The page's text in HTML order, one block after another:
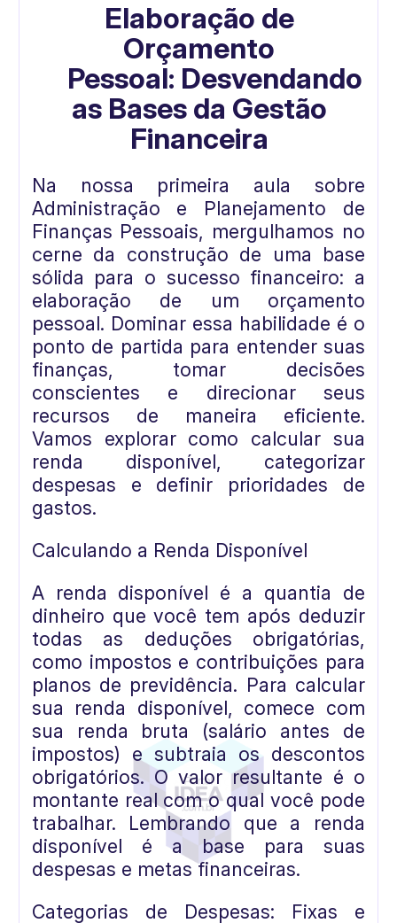
Elaboração de
Orçamento
Pessoal: Desvendando
as Bases da Gestão
Financeira
Na nossa primeira aula sobre
Administração e Planejamento de
Finanças Pessoais, mergulhamos no
cerne da construção de uma base
sólida para o sucesso financeiro: a
elaboração de um orçamento
pessoal. Dominar essa habilidade é o
ponto de partida para entender suas
finanças, tomar decisões
conscientes e direcionar seus
recursos de maneira eficiente.
Vamos explorar como calcular sua
renda disponível, categorizar
despesas e definir prioridades de
gastos.
Calculando a Renda Disponível
A renda disponível é a quantia de
dinheiro que você tem após deduzir
todas as deduções obrigatórias,
como impostos e contribuições para
planos de previdência. Para calcular
sua renda disponível, comece com
sua renda bruta (salário antes de
impostos) e subtraia os descontos
obrigatórios. O valor resultante é o
montante real com o qual você pode
trabalhar. Lembrando que a renda
disponível é a base para suas
despesas e metas financeiras.
Categorias de Despesas: Fixas e